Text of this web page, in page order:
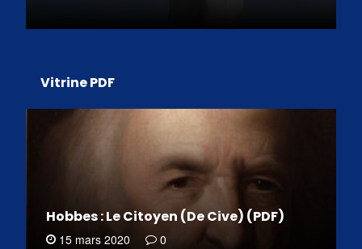
Vitrine PDF
Hobbes : Le Citoyen (De Cive) (PDF)
15 mars 2020 0